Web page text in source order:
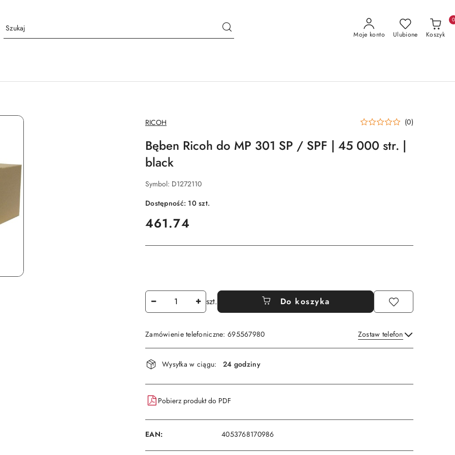
Moje konto Ulubione Koszyk
0
NAZWA
PRODUCENTA:
RICOH (0)
Bęben Ricoh do MP 301 SP / SPF | 45 000 str. |
black
Symbol: D1272110
Dostępność: 10szt.
cena:
461.74
Ilość szt. Do koszyka
Zamówienie telefoniczne: 695567980 Zostaw telefon
Wyślij
Dostępność
i
dostawa
Wysyłka w ciągu: 24 godziny
Pobierz produkt do PDF
EAN: 4053768170986